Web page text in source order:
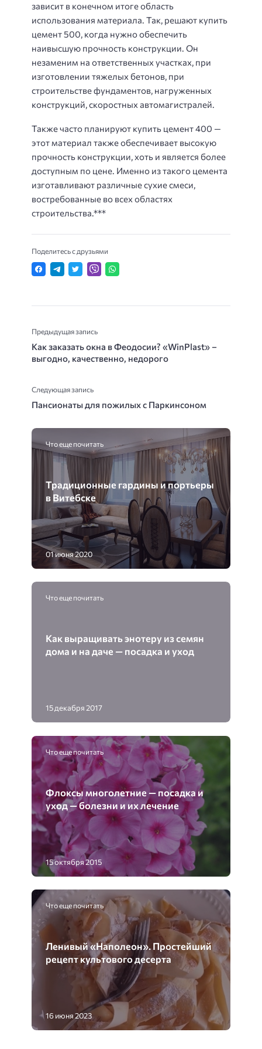
зависит в конечном итоге область
использования материала. Так, решают купить
цемент 500, когда нужно обеспечить
наивысшую прочность конструкции. Он
незаменим на ответственных участках, при
изготовлении тяжелых бетонов, при
строительстве фундаментов, нагруженных
конструкций, скоростных автомагистралей.
Также часто планируют купить цемент 400 —
этот материал также обеспечивает высокую
прочность конструкции, хоть и является более
доступным по цене. Именно из такого цемента
изготавливают различные сухие смеси,
востребованные во всех областях
строительства.***
Поделитесь с друзьями
Предыдущая запись
Как заказать окна в Феодосии? «WinPlast» –
выгодно, качественно, недорого
Следующая запись
Пансионаты для пожилых с Паркинсоном
Что еще почитать
Традиционные гардины и портьеры
в Витебске
01 июня 2020
Что еще почитать
Как выращивать энотеру из семян
дома и на даче — посадка и уход
15 декабря 2017
Что еще почитать
Флоксы многолетние — посадка и
уход — болезни и их лечение
15 октября 2015
Что еще почитать
Ленивый «Наполеон». Простейший
рецепт культового десерта
16 июня 2023